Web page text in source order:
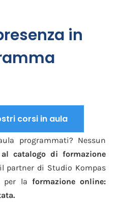
in
corsi in aula
programmati? Nessun
catalogo di formazione
partner di Studio Kompas
per la formazione online: